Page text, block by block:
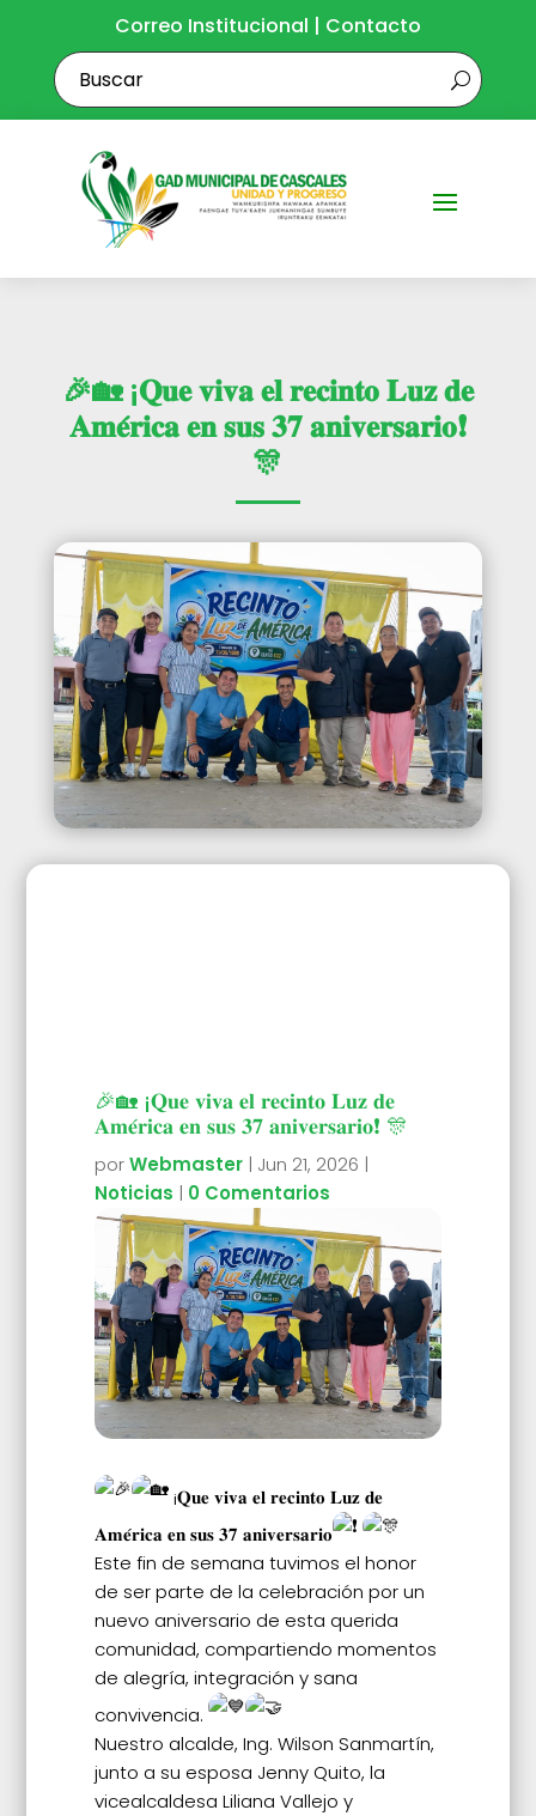
Correo Institucional | Contacto
🎉🏡 ¡𝐐𝐮𝐞 𝐯𝐢𝐯𝐚 𝐞𝐥 𝐫𝐞𝐜𝐢𝐧𝐭𝐨 𝐋𝐮𝐳 𝐝𝐞
𝐀𝐦𝐞́𝐫𝐢𝐜𝐚 𝐞𝐧 𝐬𝐮𝐬 𝟑𝟕 𝐚𝐧𝐢𝐯𝐞𝐫𝐬𝐚𝐫𝐢𝐨❗
🎊
🎉🏡 ¡𝐐𝐮𝐞 𝐯𝐢𝐯𝐚 𝐞𝐥 𝐫𝐞𝐜𝐢𝐧𝐭𝐨 𝐋𝐮𝐳 𝐝𝐞
𝐀𝐦𝐞́𝐫𝐢𝐜𝐚 𝐞𝐧 𝐬𝐮𝐬 𝟑𝟕 𝐚𝐧𝐢𝐯𝐞𝐫𝐬𝐚𝐫𝐢𝐨❗ 🎊
porWebmaster| Jun 21, 2026 |
Noticias | 0 Comentarios
¡𝐐𝐮𝐞 𝐯𝐢𝐯𝐚 𝐞𝐥 𝐫𝐞𝐜𝐢𝐧𝐭𝐨 𝐋𝐮𝐳 𝐝𝐞
𝐀𝐦𝐞́𝐫𝐢𝐜𝐚 𝐞𝐧 𝐬𝐮𝐬 𝟑𝟕 𝐚𝐧𝐢𝐯𝐞𝐫𝐬𝐚𝐫𝐢𝐨
Este fin de semana tuvimos el honor
de ser parte de la celebración por un
nuevo aniversario de esta querida
comunidad, compartiendo momentos
de alegría, integración y sana
convivencia.
Nuestro alcalde, Ing. Wilson Sanmartín,
junto a su esposa Jenny Quito, la
vicealcaldesa Liliana Vallejo y